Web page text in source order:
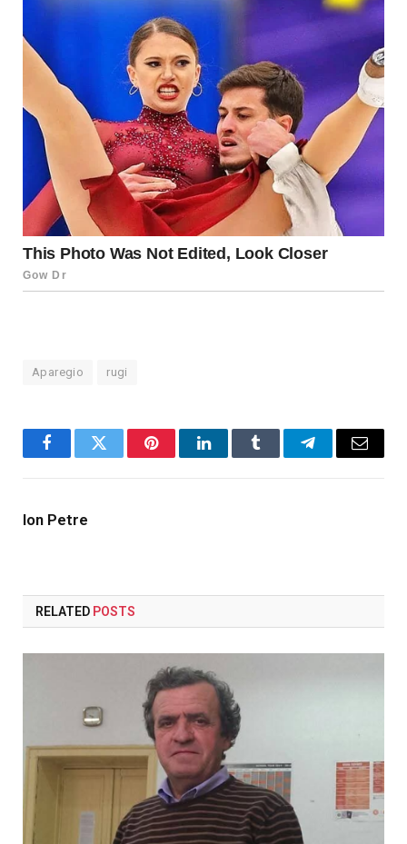
Aparegio rugi
FacebookTwitter PinterestLinkedInTumblr TelegramEmail
Ion Petre
RELATED POSTS